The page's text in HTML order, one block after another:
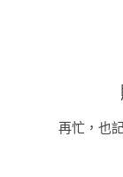
再忙，也